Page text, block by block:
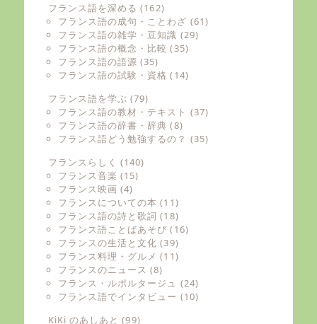
フランス語を深める (162)
フランス語の成句・ことわざ (61)
フランス語の雑学・豆知識 (29)
フランス語の概念・比較 (35)
フランス語の語源 (35)
フランス語の試験・資格 (14)
フランス語を学ぶ (79)
フランス語の教材・テキスト (37)
フランス語の辞書・辞典 (8)
フランス語どう勉強するの？ (35)
フランスらしく (140)
フランス音楽 (15)
フランス映画 (4)
フランスについての本 (11)
フランス語の詩と歌詞 (18)
フランス語ことばあそび (16)
フランスの生活と文化 (39)
フランス料理・グルメ (11)
フランスのニュース (8)
フランス・ルポルタージュ (24)
フランス語でインタビュー (10)
KiKi のあしあと (99)